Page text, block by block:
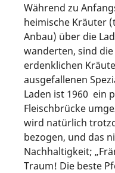
Während zu
heimische Kräuter
Anbau) über die
wanderten, sind
erdenklichen
ausgefallenen
Laden ist 1960 ein
Fleischbrücke
wird natürlich
bezogen, und das
Nachhaltigkeit;
Traum! Die beste